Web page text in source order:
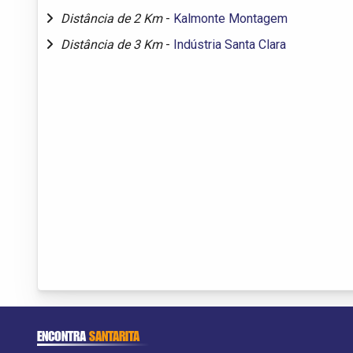
Distância de 2 Km - Kalmonte Montagem
Distância de 3 Km - Indústria Santa Clara
ENCONTRASANTARITA